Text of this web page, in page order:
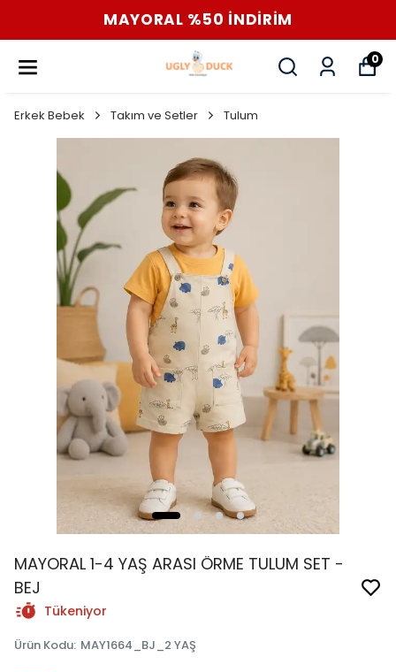
MAYORAL %50 İNDİRİM
0
Erkek Bebek Takım ve Setler Tulum
MAYORAL 1-4 YAŞ ARASI ÖRME TULUM SET -
BEJ
Tükeniyor
Ürün Kodu: MAY1664_BJ_2 YAŞ